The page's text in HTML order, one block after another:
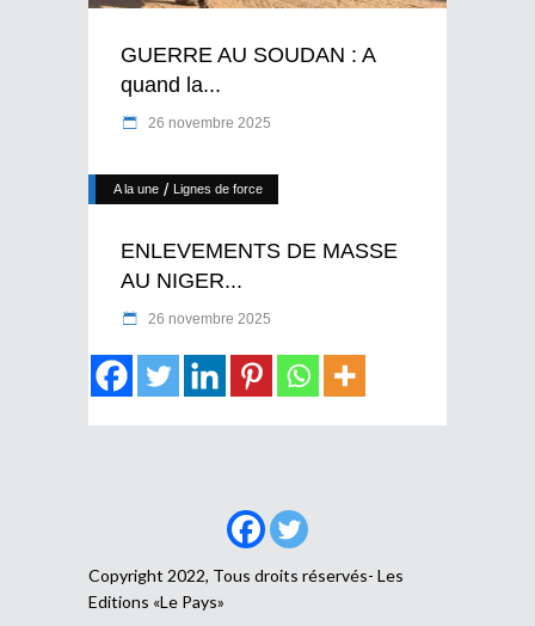
GUERRE AU SOUDAN : A
quand la...
26 novembre 2025
A la une / Lignes de force
ENLEVEMENTS DE MASSE
AU NIGER...
26 novembre 2025
Copyright 2022, Tous droits réservés- Les
Editions «Le Pays»